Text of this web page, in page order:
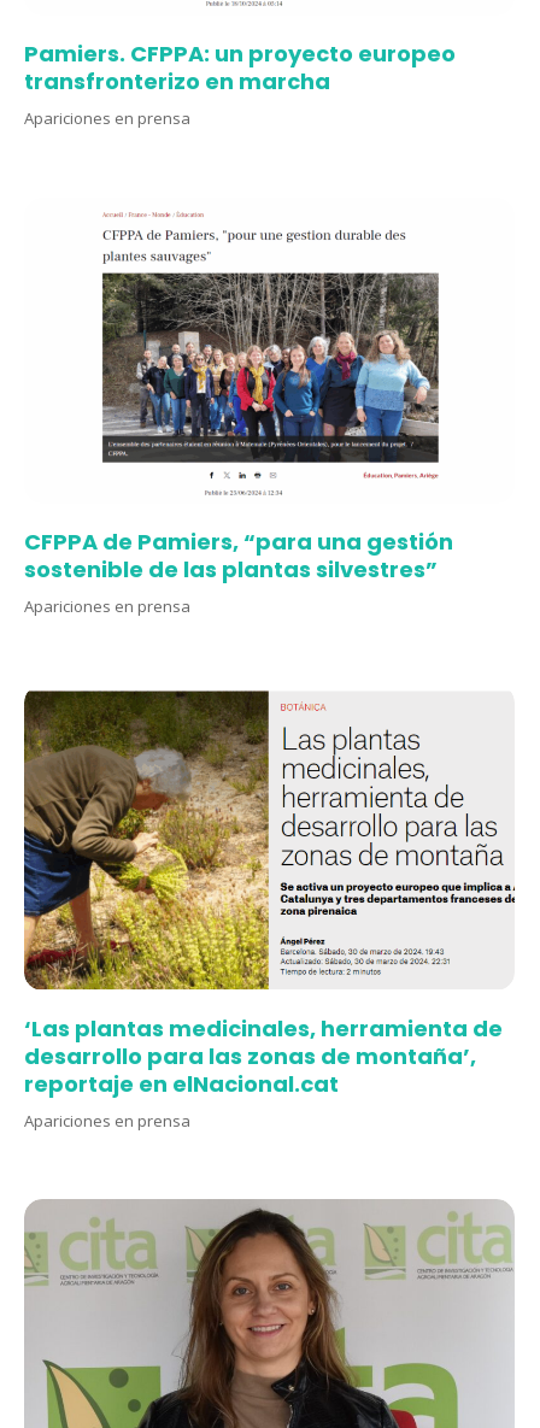
Pamiers. CFPPA: un proyecto europeo
transfronterizo en marcha
Apariciones en prensa
CFPPA de Pamiers, “para una gestión
sostenible de las plantas silvestres”
Apariciones en prensa
‘Las plantas medicinales, herramienta de
desarrollo para las zonas de montaña’,
reportaje en elNacional.cat
Apariciones en prensa